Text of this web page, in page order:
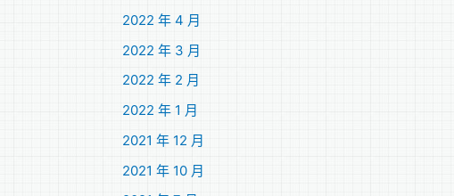
2022 年 4 月
2022 年 3 月
2022 年 2 月
2022 年 1 月
2021 年 12 月
2021 年 10 月